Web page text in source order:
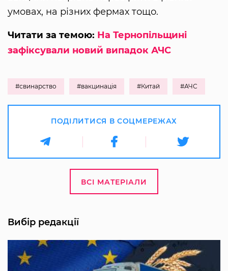
умовах, на різних фермах тощо.
Читати за темою: На Тернопільщині
зафіксували новий випадок АЧС
#свинарство #вакцинація #Китай #АЧС
ПОДІЛИТИСЯ В СОЦМЕРЕЖАХ
ВСІ МАТЕРІАЛИ
Вибір редакції